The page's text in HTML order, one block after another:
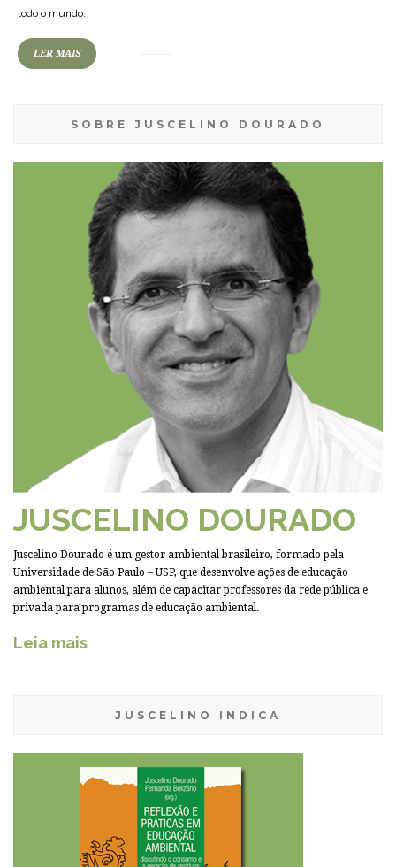
todo o mundo.
LER MAIS
SOBRE JUSCELINO DOURADO
JUSCELINO DOURADO
Juscelino Dourado é um gestor ambiental brasileiro, formado pela
Universidade de São Paulo – USP, que desenvolve ações de educação
ambiental para alunos, além de capacitar professores da rede pública e
privada para programas de educação ambiental.
Leia mais
JUSCELINO INDICA